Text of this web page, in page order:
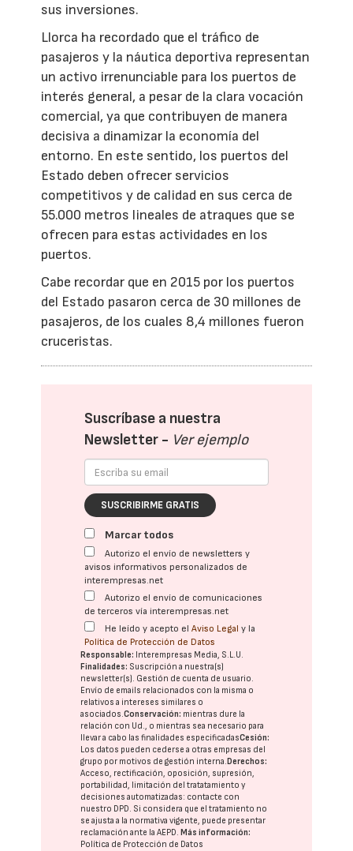
sus inversiones.
Llorca ha recordado que el tráfico de
pasajeros y la náutica deportiva representan
un activo irrenunciable para los puertos de
interés general, a pesar de la clara vocación
comercial, ya que contribuyen de manera
decisiva a dinamizar la economía del
entorno. En este sentido, los puertos del
Estado deben ofrecer servicios
competitivos y de calidad en sus cerca de
55.000 metros lineales de atraques que se
ofrecen para estas actividades en los
puertos.
Cabe recordar que en 2015 por los puertos
del Estado pasaron cerca de 30 millones de
pasajeros, de los cuales 8,4 millones fueron
cruceristas.
Suscríbase a nuestra
Newsletter - Ver ejemplo
SUSCRIBIRME GRATIS
Marcar todos
Autorizo el envío de newsletters y
avisos informativos personalizados de
interempresas.net
Autorizo el envío de comunicaciones
de terceros vía interempresas.net
He leído y acepto elAviso Legal y la
Política de Protección de Datos
Responsable: Interempresas Media, S.L.U.
Finalidades: Suscripción a nuestra(s)
newsletter(s). Gestión de cuenta de usuario.
Envío de emails relacionados con la misma o
relativos a intereses similares o
asociados.Conservación: mientras dure la
relación con Ud., o mientras sea necesario para
llevar a cabo las finalidades especificadasCesión:
Los datos pueden cederse a otras empresas del
grupo por motivos de gestión interna. Derechos:
Acceso, rectificación, oposición, supresión,
portabilidad, limitación del tratatamiento y
decisiones automatizadas: contacte con
nuestro DPD. Si considera que el tratamiento no
se ajusta a la normativa vigente, puede presentar
reclamación ante laAEPD. Más información:
Política de Protección de Datos